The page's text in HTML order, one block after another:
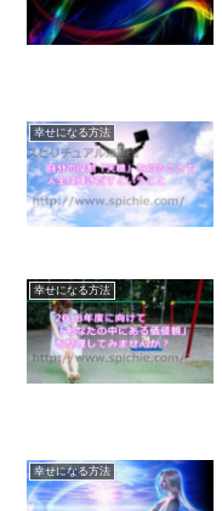
幸せになる方法
幸せになる方法
幸せになる方法